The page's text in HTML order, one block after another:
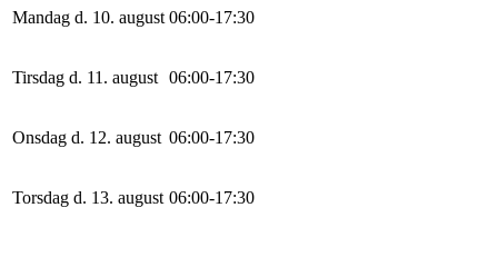
Mandag d. 10. august 06:00-17:30
Tirsdag d. 11. august 06:00-17:30
Onsdag d. 12. august 06:00-17:30
Torsdag d. 13. august 06:00-17:30